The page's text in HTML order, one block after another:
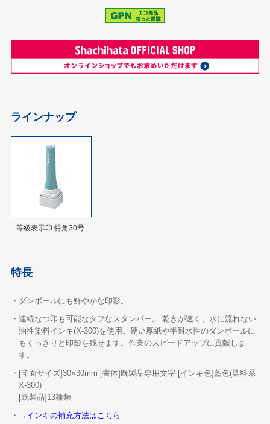
ラインナップ
等級表示印 特角30号
特長
・ダンボールにも鮮やかな印影。
・連続なつ印も可能なタフなスタンパー。 乾きが速く、水に流れない
油性染料インキ(X-300)を使用。硬い厚紙や半耐水性のダンボールに
もくっきりと印影を残せます。作業のスピードアップに貢献しま
す。
・[印面サイズ]30×30mm [書体]既製品専用文字 [インキ色]藍色(染料系
X-300)
[既製品]13種類
・ →インキの補充方法はこちら